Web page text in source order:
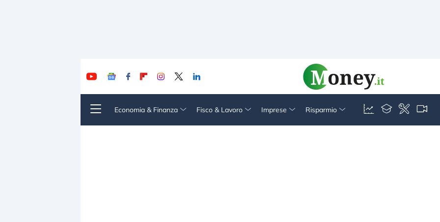
Economia & Finanza Fisco & Lavoro Imprese Risparmio